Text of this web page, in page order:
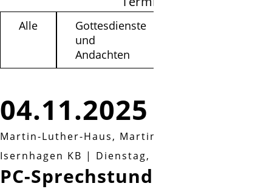
04.11.2025
Alle
Gottesdienste
und
Andachten
Martin-Luther-Haus, Martin-Luther-Weg 3a,
Isernhagen KB | Dienstag, 04.11.2025, 10:00
PC-Sprechstunde